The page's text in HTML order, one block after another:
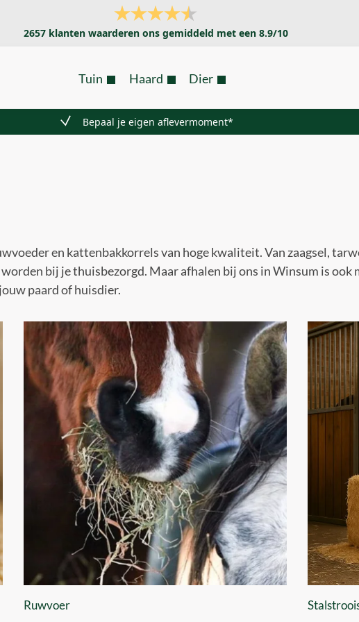
2657klanten waarderen ons gemiddeld met een 8.9/10
Tuin Haard Dier
Bepaal je eigen aflevermoment*
en kattenbakkorrels van hoge kwaliteit. Van zaagsel,
bij je thuisbezorgd. Maar afhalen bij ons in Winsum is
paard of huisdier.
Ruwvoer